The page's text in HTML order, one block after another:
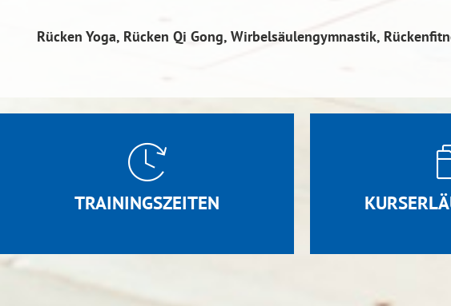
Rücken Yoga, Rücken Qi Gong, Wirbelsäulengymnastik,
TRAININGSZEITEN